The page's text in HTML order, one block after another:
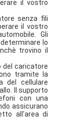
il vostro
senza fili
il vostro
Gli
lo
trovino il
del caricatore
tramite la
del cellulare
Il supporto
con una
assicurano
all'area di